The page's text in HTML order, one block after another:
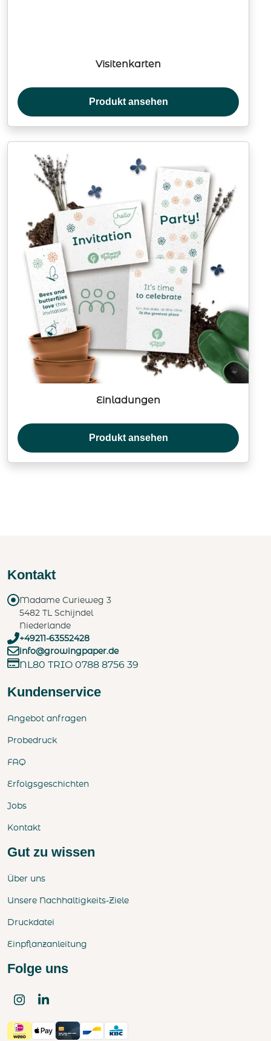
Visitenkarten
Produkt ansehen
Einladungen
Produkt ansehen
Kontakt
Madame Curieweg 3
5482 TL Schijndel
Niederlande
+49211-63552428
info@growingpaper.de
NL80 TRIO 0788 8756 39
Kundenservice
Angebot anfragen
Probedruck
FAQ
Erfolgsgeschichten
Jobs
Kontakt
Gut zu wissen
Über uns
Unsere Nachhaltigkeits-Ziele
Druckdatei
Einpflanzanleitung
Folge uns